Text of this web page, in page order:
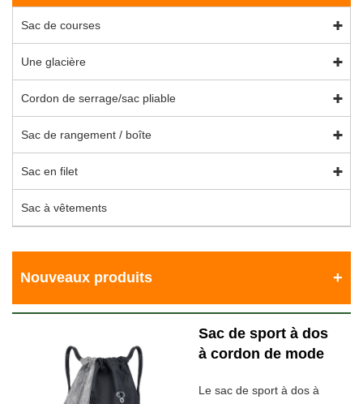
Sac de courses
Une glacière
Cordon de serrage/sac pliable
Sac de rangement / boîte
Sac en filet
Sac à vêtements
Nouveaux produits
Sac de sport à dos
à cordon de mode
Le sac de sport à dos à